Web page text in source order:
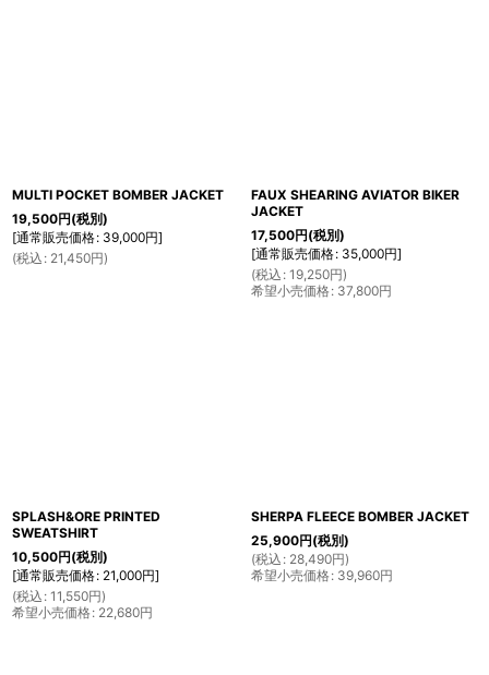
MULTI POCKET BOMBER JACKET
19,500円(税別)
[通常販売価格: 39,000円]
(税込 : 21,450円)
FAUX SHEARING AVIATOR BIKER
JACKET
17,500円(税別)
[通常販売価格: 35,000円]
(税込 : 19,250円)
希望小売価格: 37,800円
SPLASH&ORE PRINTED
SWEATSHIRT
10,500円(税別)
[通常販売価格: 21,000円]
(税込 : 11,550円)
希望小売価格: 22,680円
SHERPA FLEECE BOMBER JACKET
25,900円(税別)
(税込 : 28,490円)
希望小売価格: 39,960円